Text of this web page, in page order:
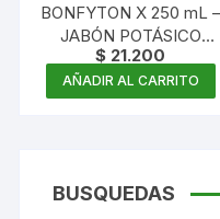
BONFYTON X 250 mL –
JABÓN POTÁSICO
CONCENTRADO
$ 21.200
AÑADIR AL CARRITO
BUSQUEDAS